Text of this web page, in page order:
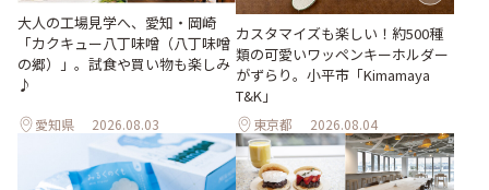
大人の工場見学へ、愛知・岡崎
「カクキュー八丁味噌（八丁味噌
の郷）」。試食や買い物も楽しみ
♪
愛知県 2026.08.03
カスタマイズも楽しい！約500種
類の可愛いワッペンキーホルダー
がずらり。小平市「Kimamaya
T&K」
東京都 2026.08.04